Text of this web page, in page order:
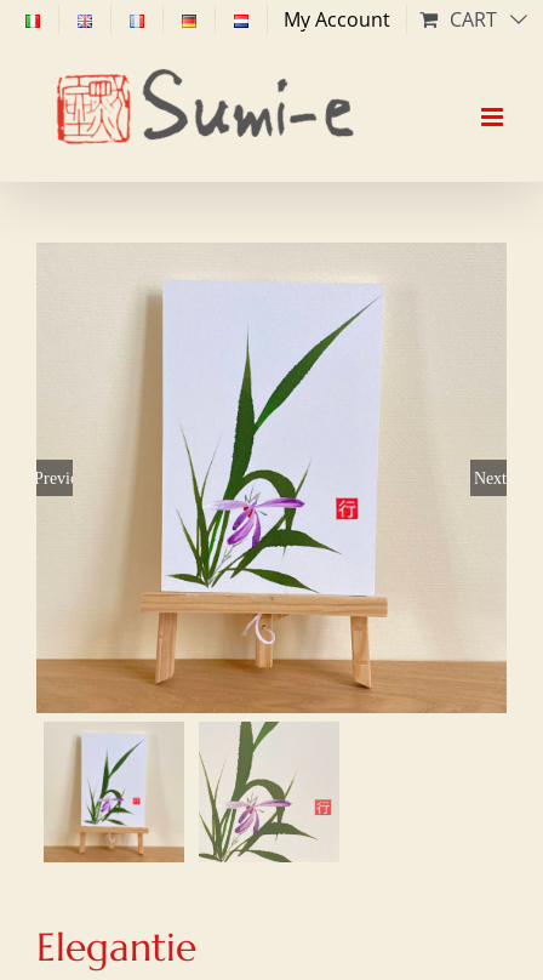
Skip
content
My Account CART
Previous Next
Elegantie